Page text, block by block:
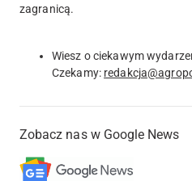
zagranicą.
Wiesz o ciekawym
Czekamy:
Zobacz nas w Google News